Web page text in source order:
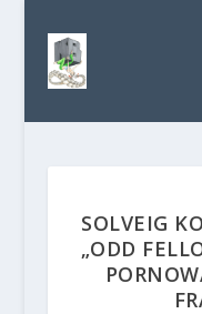
SOLVEIG
„ODD